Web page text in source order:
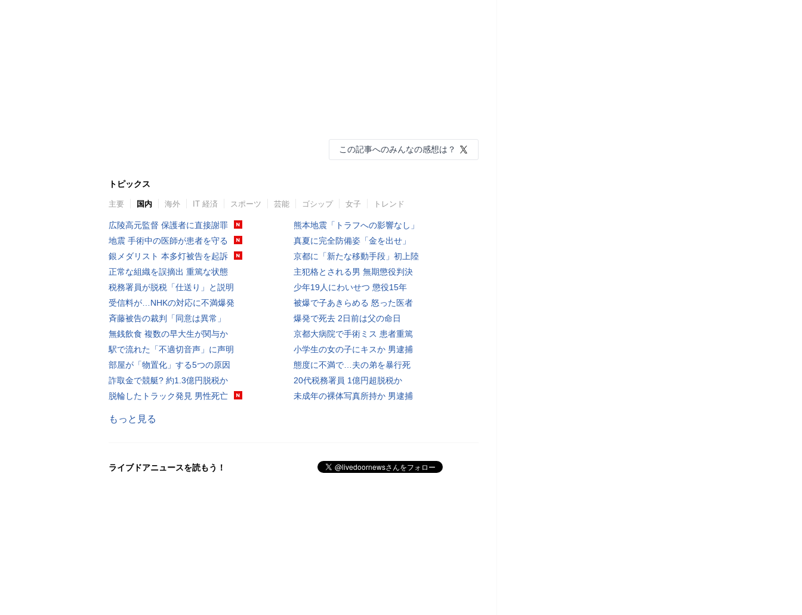
この記事へのみんなの感想は？
トピックス
主要 国内 海外 IT 経済 スポーツ 芸能 ゴシップ 女子 トレンド
広陵高元監督 保護者に直接謝罪
地震 手術中の医師が患者を守る
銀メダリスト 本多灯被告を起訴
正常な組織を誤摘出 重篤な状態
税務署員が脱税「仕送り」と説明
受信料が…NHKの対応に不満爆発
斉藤被告の裁判「同意は異常」
無銭飲食 複数の早大生が関与か
駅で流れた「不適切音声」に声明
部屋が「物置化」する5つの原因
詐取金で競艇? 約1.3億円脱税か
脱輪したトラック発見 男性死亡
熊本地震「トラフへの影響なし」
真夏に完全防備姿「金を出せ」
京都に「新たな移動手段」初上陸
主犯格とされる男 無期懲役判決
少年19人にわいせつ 懲役15年
被爆で子あきらめる 怒った医者
爆発で死去 2日前は父の命日
京都大病院で手術ミス 患者重篤
小学生の女の子にキスか 男逮捕
態度に不満で…夫の弟を暴行死
20代税務署員 1億円超脱税か
未成年の裸体写真所持か 男逮捕
もっと見る
ライブドアニュースを読もう！